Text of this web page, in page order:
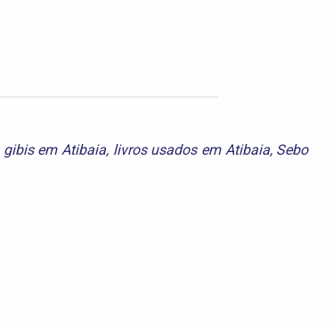
gibis em Atibaia, livros usados em Atibaia, Sebo